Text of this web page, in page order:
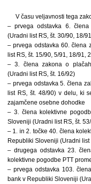
V času veljavnosti tega
– prvega odstavka 6.
(Uradni list RS, št. 30/90, 18/
– prvega odstavka 60. člena
list RS, št. 15/90, 5/91, 18/91,
– 3. člena zakona o
(Uradni list RS, št. 16/92)
– prvega odstavka 5. člena
list RS, št. 48/90) v delu, ki
zajamčene osebne dohodke
– 3. člena kolektivne
Sloveniji (Uradni list RS, št. 53/
– 1. in 2. točke 40. člena
Republiki Sloveniji (Uradni list
– drugega odstavka 23.
kolektivne pogodbe PTT
– prvega odstavka 103.
bank v Republiki Sloveniji